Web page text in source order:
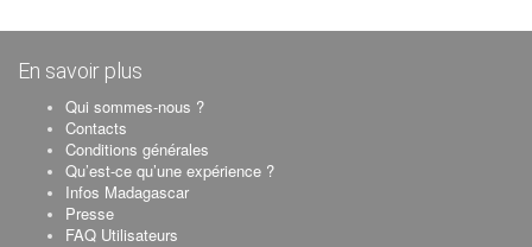
En savoir plus
Qui sommes-nous ?
Contacts
Conditions générales
Qu’est-ce qu’une expérience ?
Infos Madagascar
Presse
FAQ Utilisateurs